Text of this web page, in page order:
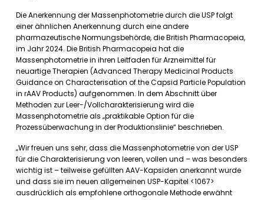
Die Anerkennung der Massenphotometrie durch die USP folgt
einer ähnlichen Anerkennung durch eine andere
pharmazeutische Normungsbehörde, die British Pharmacopeia,
im Jahr 2024. Die British Pharmacopeia hat die
Massenphotometrie in ihren Leitfaden für Arzneimittel für
neuartige Therapien (Advanced Therapy Medicinal Products
Guidance on Characterisation of the Capsid Particle Population
in rAAV Products) aufgenommen. In dem Abschnitt über
Methoden zur Leer-/Vollcharakterisierung wird die
Massenphotometrie als „praktikable Option für die
Prozessüberwachung in der Produktionslinie“ beschrieben.
„Wir freuen uns sehr, dass die Massenphotometrie von der USP
für die Charakterisierung von leeren, vollen und – was besonders
wichtig ist – teilweise gefüllten AAV-Kapsiden anerkannt wurde
und dass sie im neuen allgemeinen USP-Kapitel <1067>
ausdrücklich als empfohlene orthogonale Methode erwähnt